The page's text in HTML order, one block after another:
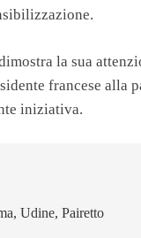
la sua
francese alla
iniziativa.
Udine, Pairetto